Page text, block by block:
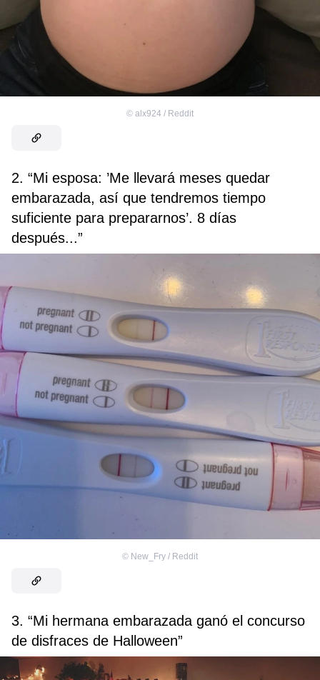
© alx924 / Reddit
2. “Mi esposa: ’Me llevará meses quedar
embarazada, así que tendremos tiempo
suficiente para prepararnos’. 8 días
después...”
© New_Fry / Reddit
3. “Mi hermana embarazada ganó el concurso
de disfraces de Halloween”